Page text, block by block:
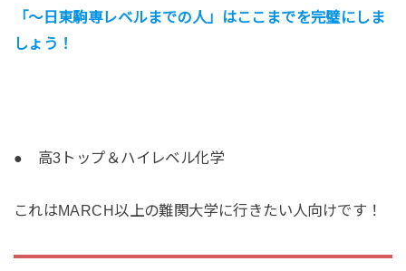
「～日東駒専レベルまでの人」はここまでを完璧にしま
しょう！
● 高3トップ＆ハイレベル化学
これはMARCH以上の難関大学に行きたい人向けです！